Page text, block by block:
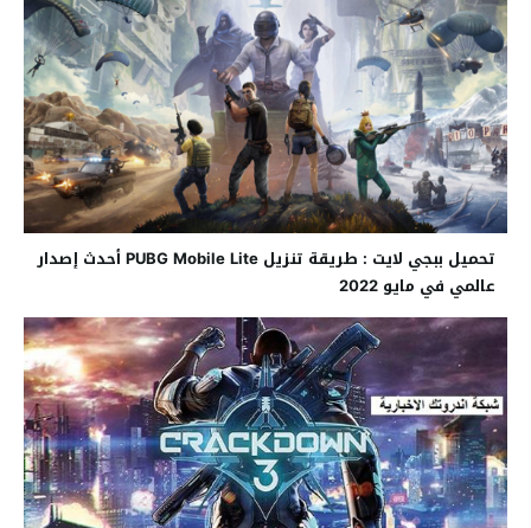
تحميل ببجي لايت : طريقة تنزيل PUBG Mobile Lite أحدث إصدار
عالمي في مايو 2022